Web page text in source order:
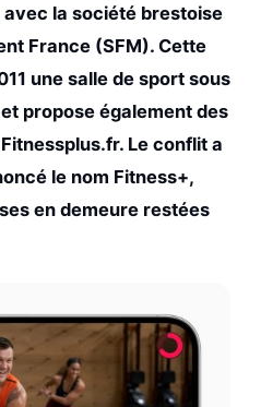
avec la société brestoise
France (SFM). Cette
une salle de sport sous
propose également des
Le conflit a
le nom Fitness+,
en demeure restées